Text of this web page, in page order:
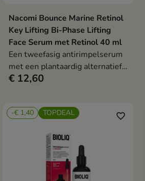
In winkelwagen
Nacomi Bounce Marine Retinol
Key Lifting Bi-Phase Lifting
Face Serum met Retinol 40 ml
Een tweefasig antirimpelserum
met een plantaardig alternatief
voor retinol dat de huid
ondersteunt zonder risico op
€ 12,60
-€ 1,40 TOPDEAL favorite_border